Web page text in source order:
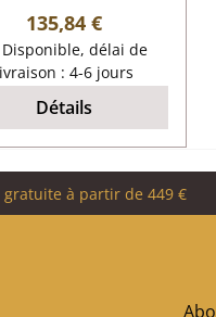
U-50h déflecteur
clés: déflecteur
fumée dimensions
ha) 280 mm x 250
x 30 mm matériau
forme
rectangulaire
Prix régulier :
135,84 €
Disponible, délai de
: 4-6 jours
Détails
gratuite à partir de 449 €